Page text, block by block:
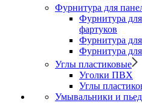
Фурнитура для
Фурнитура
фартуков
Фурнитура
Фурнитура
Углы пластиковые
Уголки ПВХ
Углы
Умывальники и